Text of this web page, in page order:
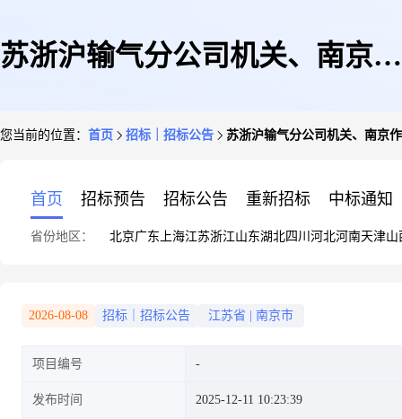
苏浙沪输气分公司机关、南京作
告
您当前的位置： 首页 招标｜招标公告 苏浙沪输气分公司机关、南京
首页 招标预告 招标公告 重新招标 中标通知
省份地区： 北京广东 上海江苏浙江山东湖北四川 河北河南天津山
2026-08-08 招标｜招标公告 江苏省 南京市
项目编号
发布时间 2025-12-11 10:23:39